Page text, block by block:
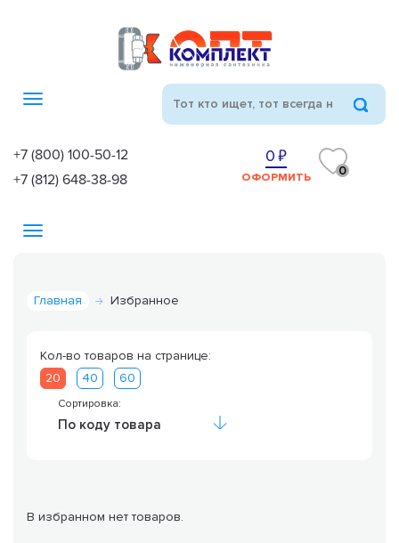
Toggle
+7 (800) 100-50-12
+7 (812) 648-38-98
0
ОФОРМИТЬ 0
Toggle
Главная Избранное
Кол-во товаров на странице:
20
40 60
Сортировка:
По коду товара
В избранном нет товаров.